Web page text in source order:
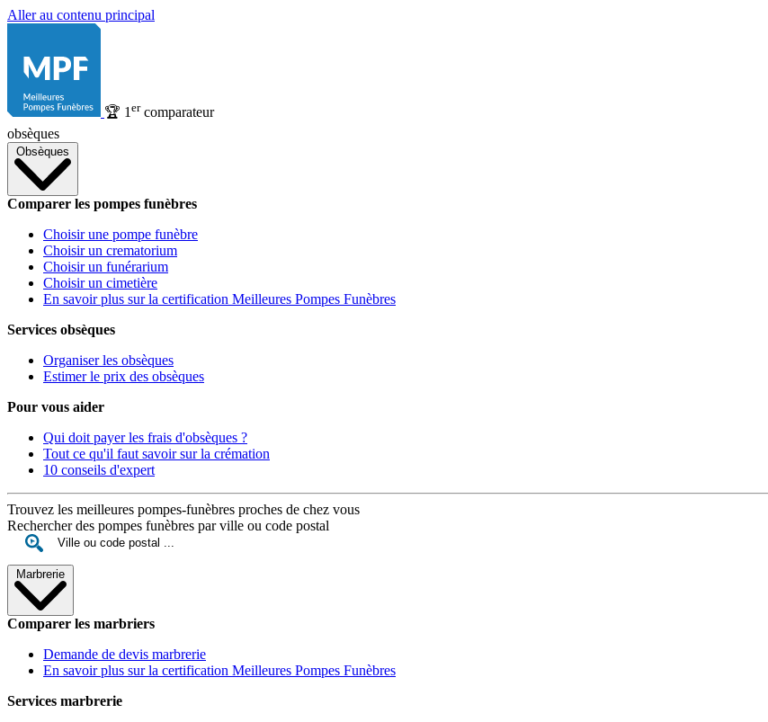
Aller au contenu principal
🏆 1 ercomparateur
obsèques
Obsèques
Comparer les pompes funèbres
Choisir une pompe funèbre
Choisir un crematorium
Choisir un funérarium
Choisir un cimetière
En savoir plus sur la certification Meilleures Pompes Funèbres
Services obsèques
Organiser les obsèques
Estimer le prix des obsèques
Pour vous aider
Qui doit payer les frais d'obsèques ?
Tout ce qu'il faut savoir sur la crémation
10 conseils d'expert
Trouvez les meilleures pompes-funèbres proches de chez vous
Rechercher des pompes funèbres par ville ou code postal
Marbrerie
Comparer les marbriers
Demande de devis marbrerie
En savoir plus sur la certification Meilleures Pompes Funèbres
Services marbrerie